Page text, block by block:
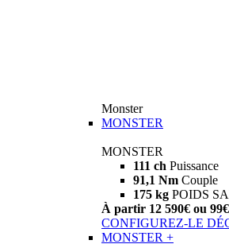
Monster
MONSTER
MONSTER
111 ch Puissance
91,1 Nm Couple
175 kg POIDS
À partir 12 590€ ou
CONFIGUREZ-LE
MONSTER +